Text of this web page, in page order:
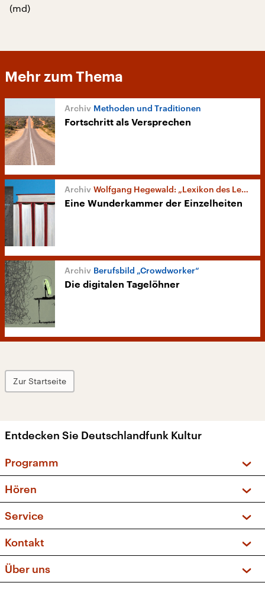
(md)
Mehr zum Thema
Methoden und Traditionen
Fortschritt als Versprechen
Wolfgang Hegewald: „Lexikon des Lebens“
Eine Wunderkammer der Einzelheiten
Berufsbild „Crowdworker“
Die digitalen Tagelöhner
Zur Startseite
Entdecken Sie Deutschlandfunk Kultur
Programm
Sendungen und Podcasts
Musikliste
Kakadu – Das Kinderprogramm
Hören
Frequenzen (UKW + DAB+)
Service
FAQ
Apps
Newsletter
Kontakt
Social Media
Über uns